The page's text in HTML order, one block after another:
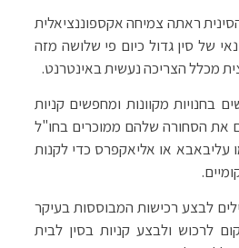
ראתה צמיחה אקספוננציאלית
של סין גדול כיום פי שלושה מזה
מכלל הצריכה נעשית באינטרנט.
בחנויות מקוונות ומחפשים קניות
את הסחורה שלהם ממוכרים בחו"ל
עליבאבא או אליאקפרס כדי לקנות
לבצע רכישות המבוססות בעיקר
לרכוש ולבצע קניות בסין לבית